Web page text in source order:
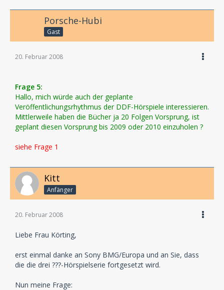
Porsche-Hubi
Gast
20. Februar 2008
Frage 5:
Hallo, mich würde auch der geplante
Veröffentlichungsrhythmus der DDF-Hörspiele interessieren.
Mittlerweile haben die Bücher ja 20 Folgen Vorsprung, ist
geplant diesen Vorsprung bis 2009 oder 2010 einzuholen ?
siehe Frage 1
Kitt
Anfänger
20. Februar 2008
Liebe Frau Körting,
erst einmal danke an Sony BMG/Europa und an Sie, dass
die die drei ???-Hörspielserie fortgesetzt wird.
Nun meine Frage: